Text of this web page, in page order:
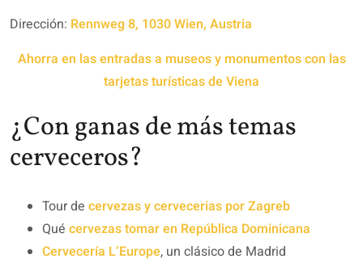
Dirección: Rennweg 8, 1030 Wien, Austria
Ahorra en las entradas a museos y monumentos con las
tarjetas turísticas de Viena
¿Con ganas de más temas
cerveceros?
Tour de cervezas y cervecerias por Zagreb
Qué cervezas tomar en República Dominicana
Cervecería L’Europe, un clásico de Madrid